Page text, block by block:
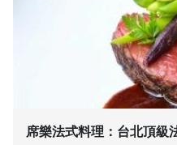
席樂法式料理：台北頂級